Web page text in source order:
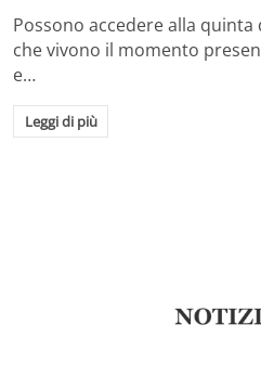
Possono accedere alla
che vivono il momento
e…
Leggi di più